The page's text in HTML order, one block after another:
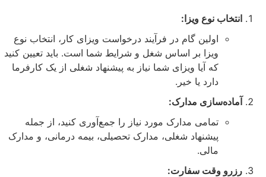
نوع ویزا:
اولین گام در فرآیند درخواست ویزای کار، انتخاب نوع
ویزا بر اساس شغل و شرایط شما است. باید تعیین کنید
که آیا ویزای شما نیاز به پیشنهاد شغلی از یک کارفرما
دارد یا خیر.
مدارک:
تمامی مدارک مورد نیاز را جمع‌آوری کنید، از جمله
پیشنهاد شغلی، مدارک تحصیلی، بیمه درمانی، و مدارک
وقت سفارت: